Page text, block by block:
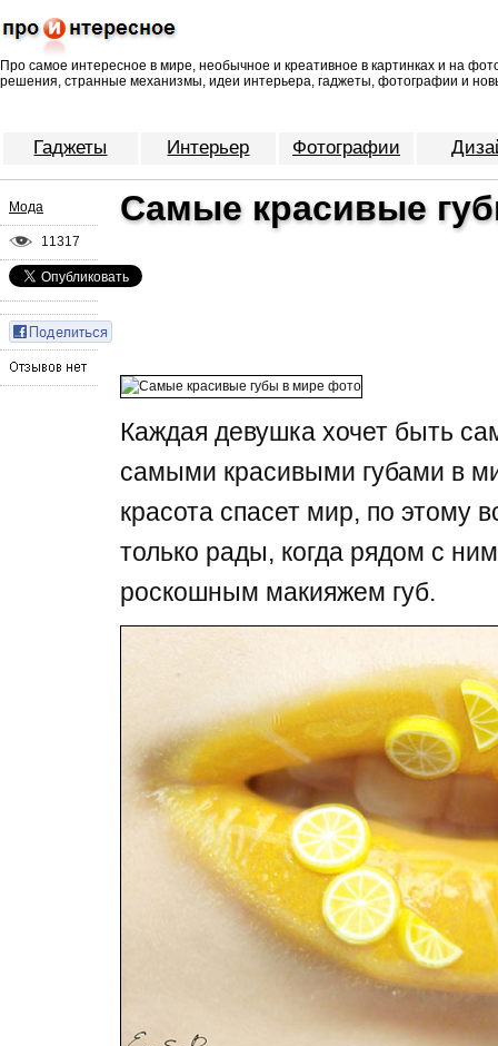
Про самое интересное в мире, необычное и креативное в картинках и на
решения, странные механизмы, идеи интерьера, гаджеты, фотографии и
Гаджеты Интерьер Фотографии
Мода
11317
Самые красивые
Каждая девушка хочет быть
самыми красивыми губами в
красота спасет мир, по этому
только рады, когда рядом с
роскошным макияжем губ.